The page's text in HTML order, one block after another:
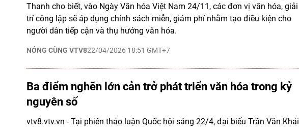
NÓNG CÙNG VTV822/04/2026 18:51 GMT+7
Thanh cho biết, vào Ngày Văn hóa Việt Nam 24/11, các đơn vị văn hóa, giải
trí công lập sẽ áp dụng chính sách miễn, giảm phí nhằm tạo điều kiện cho
người dân tiếp cận và thụ hưởng văn hóa.
Ba điểm nghẽn lớn cản trở phát triển văn hóa trong kỷ
nguyên số
vtv8.vtv.vn - Tại phiên thảo luận Quốc hội sáng 22/4, đại biểu Trần Văn Khải